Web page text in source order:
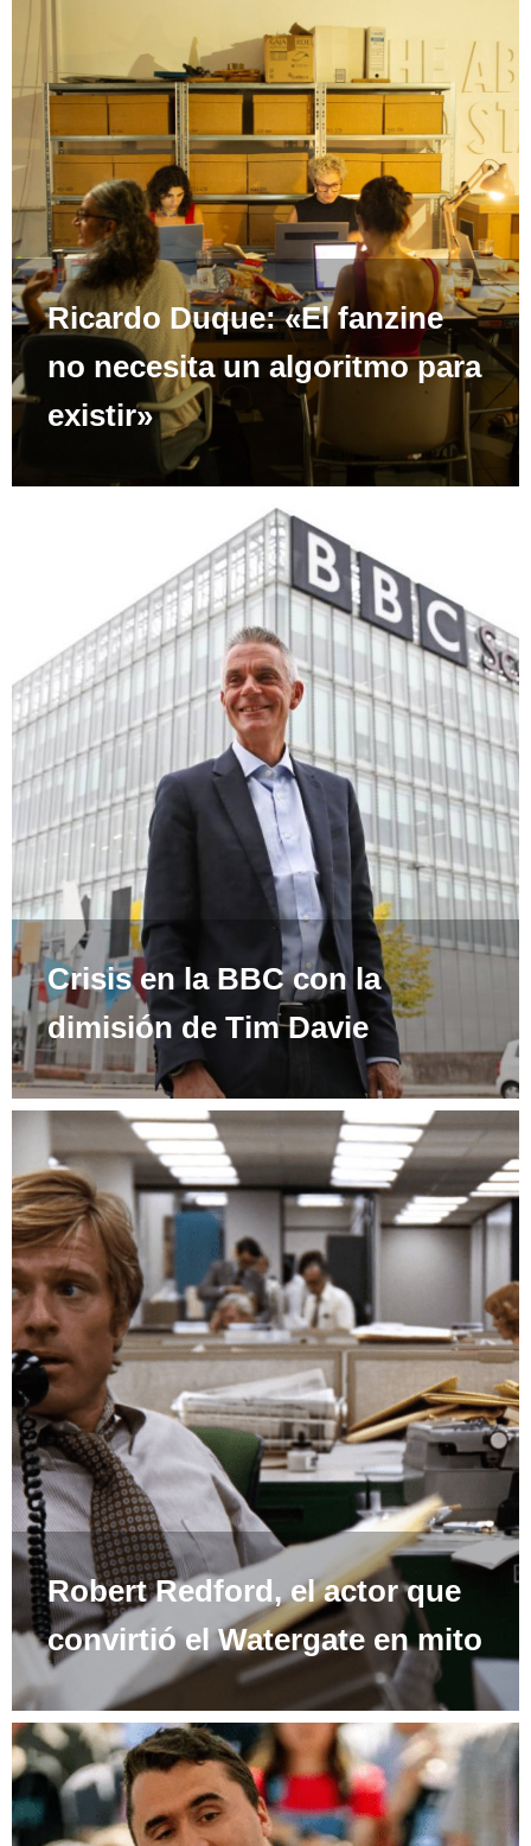
Ricardo Duque: «El fanzine
no necesita un algoritmo para
existir»
Crisis en la BBC con la
dimisión de Tim Davie
Robert Redford, el actor que
convirtió el Watergate en mito